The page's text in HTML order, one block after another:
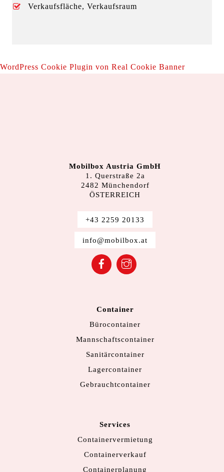
Verkaufsfläche, Verkaufsraum
WordPress Cookie Plugin von Real Cookie Banner
Mobilbox Austria GmbH
1. Querstraße 2a
2482 Münchendorf
ÖSTERREICH
+43 2259 20133
info@mobilbox.at
Facebook
Container
Bürocontainer
Mannschaftscontainer
Sanitärcontainer
Lagercontainer
Gebrauchtcontainer
Services
Containervermietung
Containerverkauf
Containerplanung